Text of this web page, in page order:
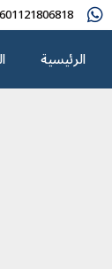
601121806818+ (واتس اب)
الرئيسية